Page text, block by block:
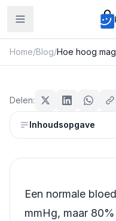
Home/Blog/
Hoe hoog mag
wat kan
doen
Redactie
Delen:
Inhoudsopgave
Een normale
mmHg, maar